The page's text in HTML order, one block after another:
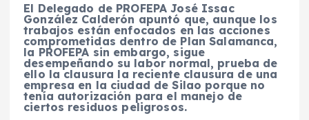
El Delegado de PROFEPA José Issac
González Calderón apuntó que, aunque los
trabajos están enfocados en las acciones
comprometidas dentro de Plan Salamanca,
la PROFEPA sin embargo, sigue
desempeñando su labor normal, prueba de
ello la clausura la reciente clausura de una
empresa en la ciudad de Silao porque no
tenía autorización para el manejo de
ciertos residuos peligrosos.